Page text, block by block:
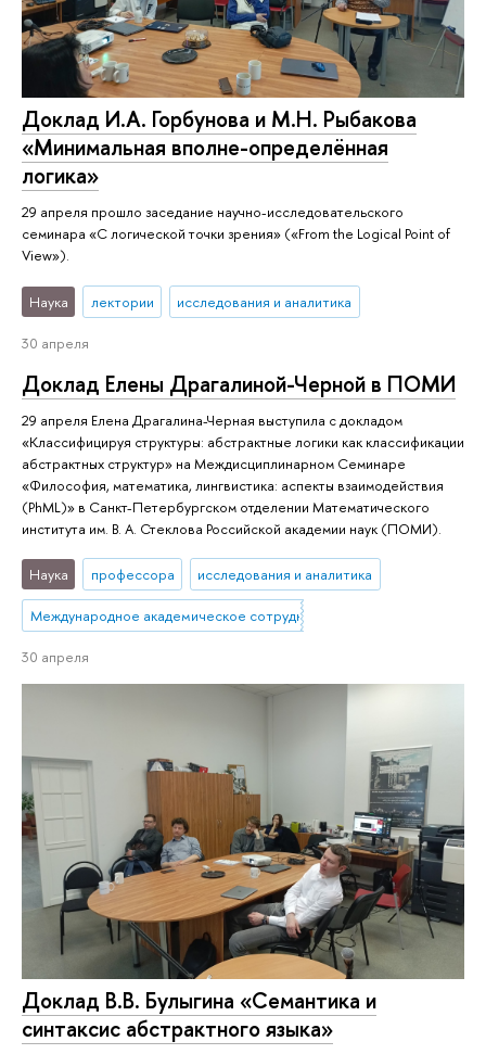
Доклад И.А. Горбунова и М.Н. Рыбакова
«Минимальная вполне-определённая
логика»
29 апреля прошло заседание научно-исследовательского
семинара «С логической точки зрения» («From the Logical Point of
View»).
Наука лектории исследования и аналитика
30 апреля
Доклад Елены Драгалиной-Черной в ПОМИ
29 апреля Елена Драгалина-Черная выступила с докладом
«Классифицируя структуры: абстрактные логики как классификации
абстрактных структур» на Междисциплинарном Семинаре
«Философия, математика, лингвистика: аспекты взаимодействия
(PhML)» в Санкт-Петербургском отделении Математического
института им. В. А. Стеклова Российской академии наук (ПОМИ).
Наука профессора исследования и аналитика
Международное академическое сотрудничество
30 апреля
Доклад В.В. Булыгина «Семантика и
синтаксис абстрактного языка»